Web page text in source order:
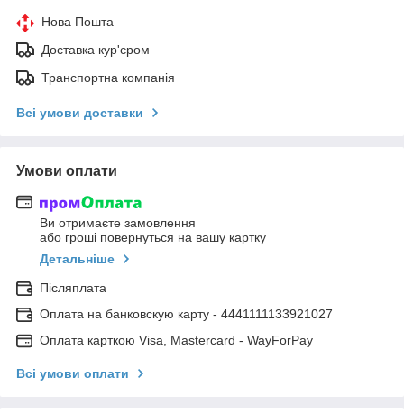
Нова Пошта
Доставка кур'єром
Транспортна компанія
Всі умови доставки
Умови оплати
Ви отримаєте замовлення
або гроші повернуться на вашу картку
Детальніше
Післяплата
Оплата на банковскую карту - 4441111133921027
Оплата карткою Visa, Mastercard - WayForPay
Всі умови оплати